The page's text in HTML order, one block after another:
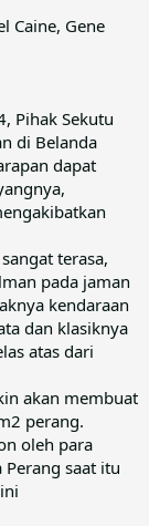
Caine, Gene
Pihak Sekutu
di Belanda
dapat
terasa,
pada jaman
kendaraan
dan klasiknya
atas dari
akan membuat
perang.
oleh para
saat itu